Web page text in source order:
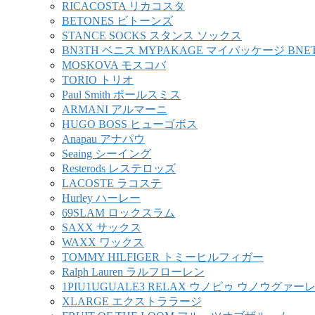
RICACOSTA リカコスタ
BETONES ビトーンズ
STANCE SOCKS スタンス ソックス
BN3TH ベニス MYPAKAGE マイパッケージ
MOSKOVA モスコバ
TORIO トリオ
Paul Smith ポールスミス
ARMANI アルマーニ
HUGO BOSS ヒューゴボス
Anapau アナパウ
Seaing シーイング
Resterods レステロッズ
LACOSTE ラコステ
Hurley ハーレー
69SLAM ロックスラム
SAXX サックス
WAXX ワックス
TOMMY HILFIGER トミーヒルフィガー
Ralph Lauren ラルフローレン
1PIU1UGUALE3 RELAX ウノピゥ ウノウグァー
XLARGE エクストララージ